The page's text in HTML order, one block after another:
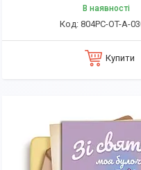
В наявності
804PC-OT-A-
Купити